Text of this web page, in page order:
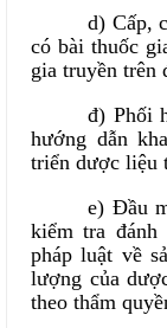
d) Cấp,
có bài thuốc
gia truyền trên
đ) Phối
hướng dẫn
triển dược liệu
e) Đầu
kiểm tra
pháp luật về
lượng của
theo thẩm